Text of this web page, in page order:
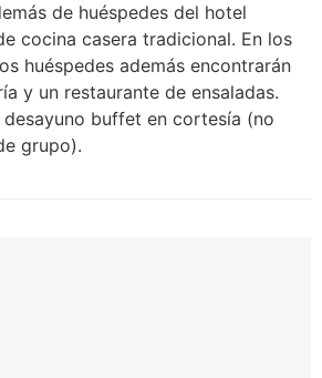
de huéspedes del hotel
cocina casera tradicional. En los
huéspedes además encontrarán
y un restaurante de ensaladas.
buffet en cortesía (no
grupo).